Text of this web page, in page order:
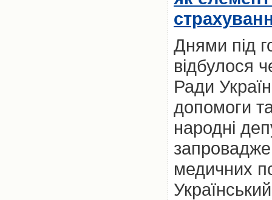
Днями під
відбулося
Ради
допомоги
народні
медичних